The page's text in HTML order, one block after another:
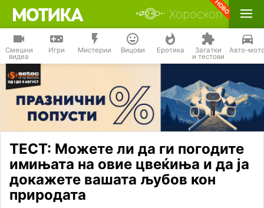
Хороскоп
Смешни
видеа
Игри Мистерии Вицови Еротика Загатки
и тестови
Авто-
ТЕСТ: Можете ли да ги погодите
имињата на овие цвеќиња и да ја
докажете вашата љубов кон
природата